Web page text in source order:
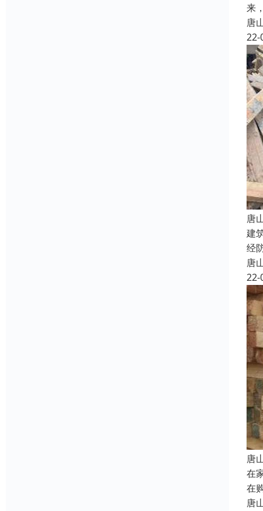
来
唐
22-
唐
建
经
唐
22-
唐
在
在
唐